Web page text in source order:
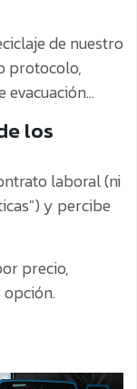
de nuestro
protocolo,
los
laboral (ni
y percibe
precio,
opción.